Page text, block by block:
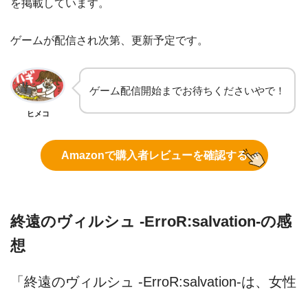
を掲載しています。
ゲームが配信され次第、更新予定です。
ヒメコ
ゲーム配信開始までお待ちくださいやで！
Amazonで購入者レビューを確認する
終遠のヴィルシュ -ErroR:salvation-の感
想
「終遠のヴィルシュ -ErroR:salvation-は、女性